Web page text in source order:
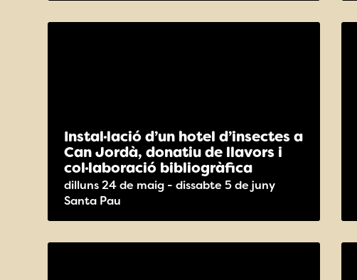
Instal·lació d’un hotel d’insectes a
Can Jordà, donatiu de llavors i
col·laboració bibliogràfica
dilluns 24 de maig - dissabte 5 de juny
Santa Pau